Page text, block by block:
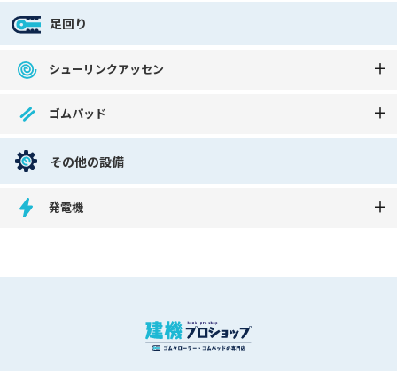
足回り
シューリンクアッセン
ゴムパッド
その他の設備
発電機